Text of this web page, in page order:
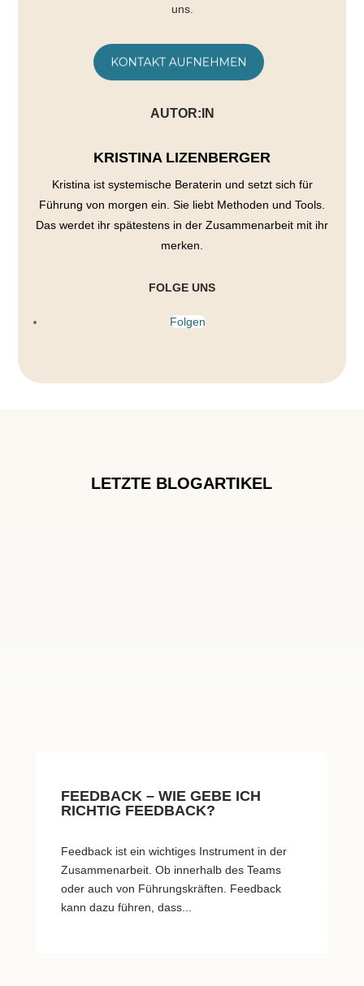
uns.
AUTOR:IN
KRISTINA LIZENBERGER
Kristina ist systemische Beraterin und setzt sich für
Führung von morgen ein. Sie liebt Methoden und Tools.
Das werdet ihr spätestens in der Zusammenarbeit mit ihr
merken.
FOLGE UNS
Folgen
LETZTE BLOGARTIKEL
FEEDBACK – WIE GEBE ICH
RICHTIG FEEDBACK?
Feedback ist ein wichtiges Instrument in der
Zusammenarbeit. Ob innerhalb des Teams
oder auch von Führungskräften. Feedback
kann dazu führen, dass...